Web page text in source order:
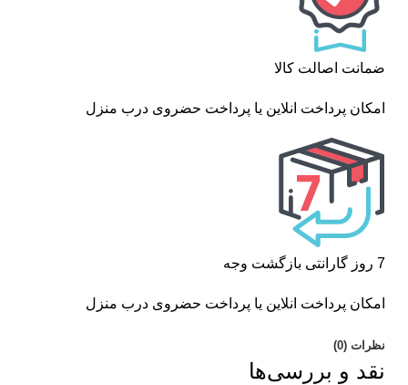
ضمانت اصالت کالا
امکان پرداخت انلاین یا پرداخت حضروی درب منزل
7 روز گارانتی بازگشت وجه
امکان پرداخت انلاین یا پرداخت حضروی درب منزل
نظرات (0)
نقد و بررسی‌ها